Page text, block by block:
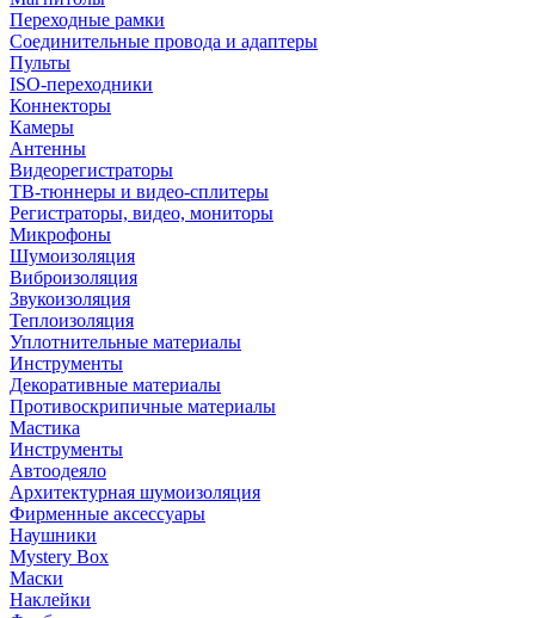
Переходные рамки
Соединительные провода и адаптеры
Пульты
ISO-переходники
Коннекторы
Камеры
Антенны
Видеорегистраторы
ТВ-тюннеры и видео-сплитеры
Регистраторы, видео, мониторы
Микрофоны
Шумоизоляция
Виброизоляция
Звукоизоляция
Теплоизоляция
Уплотнительные материалы
Инструменты
Декоративные материалы
Противоскрипичные материалы
Мастика
Инструменты
Автоодеяло
Архитектурная шумоизоляция
Фирменные аксессуары
Наушники
Mystery Box
Маски
Наклейки